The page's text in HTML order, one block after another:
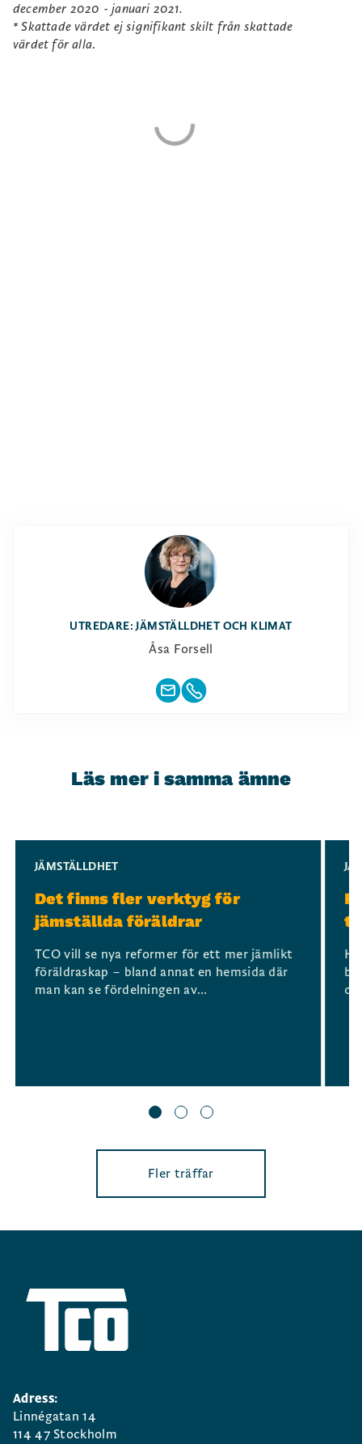
december 2020 - januari 2021.
* Skattade värdet ej signifikant skilt från skattade
värdet för alla.
UTREDARE: JÄMSTÄLLDHET OCH KLIMAT
Åsa Forsell
Läs mer i samma ämne
JÄMSTÄLLDHET
Det finns fler verktyg för
jämställda föräldrar
TCO vill se nya reformer för ett mer jämlikt
föräldraskap – bland annat en hemsida där
man kan se fördelningen av...
Fler träffar
Adress:
Linnégatan 14
114 47 Stockholm